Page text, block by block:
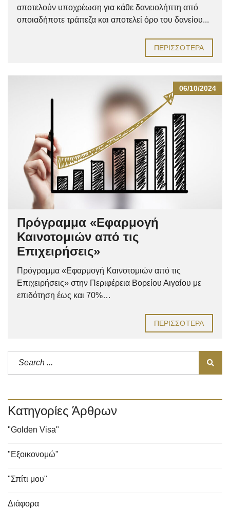
αποτελούν υποχρέωση για κάθε δανειολήπτη από
οποιαδήποτε τράπεζα και αποτελεί όρο του δανείου...
ΠΕΡΙΣΣΌΤΕΡΑ
06/10/2024
Πρόγραμμα «Εφαρμογή
Καινοτομιών από τις
Επιχειρήσεις»
Πρόγραμμα «Εφαρμογή Καινοτομιών από τις
Επιχειρήσεις» στην Περιφέρεια Βορείου Αιγαίου με
επιδότηση έως και 70%…
ΠΕΡΙΣΣΌΤΕΡΑ
Κατηγορίες Άρθρων
"Golden Visa"
"Εξοικονομώ"
"Σπίτι μου"
Διάφορα